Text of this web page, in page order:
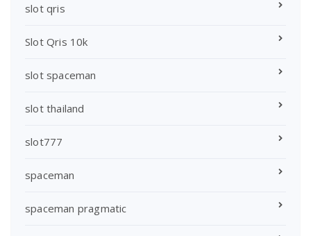
slot qris
Slot Qris 10k
slot spaceman
slot thailand
slot777
spaceman
spaceman pragmatic